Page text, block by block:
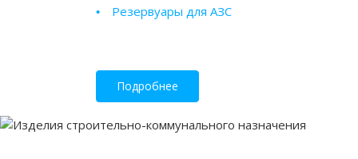
Резервуары для АЗС
Подробнее